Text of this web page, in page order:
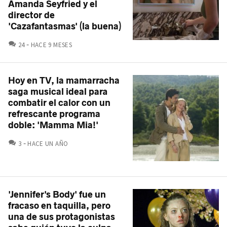
Amanda Seyfried y el
director de
'Cazafantasmas' (la buena)
24 COMENTARIOS
HACE 9 MESES
Hoy en TV, la mamarracha
saga musical ideal para
combatir el calor con un
refrescante programa
doble: 'Mamma Mia!'
3 COMENTARIOS
HACE UN AÑO
'Jennifer's Body' fue un
fracaso en taquilla, pero
una de sus protagonistas